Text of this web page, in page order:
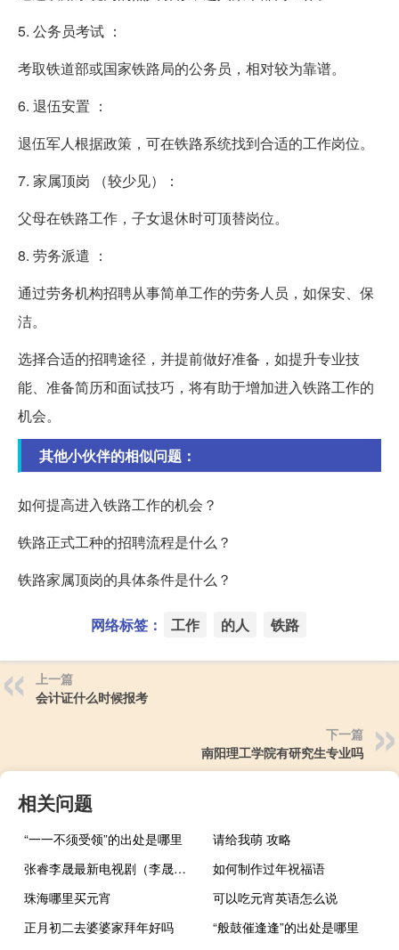
5. 公务员考试 ：
考取铁道部或国家铁路局的公务员，相对较为靠谱。
6. 退伍安置 ：
退伍军人根据政策，可在铁路系统找到合适的工作岗位。
7. 家属顶岗 （较少见）：
父母在铁路工作，子女退休时可顶替岗位。
8. 劳务派遣 ：
通过劳务机构招聘从事简单工作的劳务人员，如保安、保
洁。
选择合适的招聘途径，并提前做好准备，如提升专业技
能、准备简历和面试技巧，将有助于增加进入铁路工作的
机会。
其他小伙伴的相似问题：
如何提高进入铁路工作的机会？
铁路正式工种的招聘流程是什么？
铁路家属顶岗的具体条件是什么？
网络标签： 工作 的人 铁路
上一篇
会计证什么时候报考
下一篇
南阳理工学院有研究生专业吗
相关问题
“一一不须受领”的出处是哪里
请给我萌 攻略
张睿李晟最新电视剧（李晟演的所有电视剧）
如何制作过年祝福语
珠海哪里买元宵
可以吃元宵英语怎么说
正月初二去婆婆家拜年好吗
“般鼓催逢逢”的出处是哪里